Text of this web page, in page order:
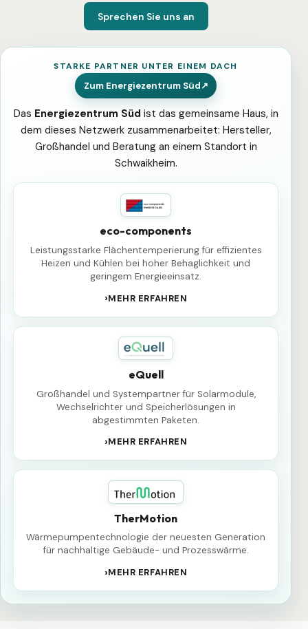
Sprechen Sie uns an
STARKE PARTNER UNTER EINEM DACH
Zum Energiezentrum Süd
Das Energiezentrum Süd ist das gemeinsame Haus, in
dem dieses Netzwerk zusammenarbeitet: Hersteller,
Großhandel und Beratung an einem Standort in
Schwaikheim.
eco-components
Leistungsstarke Flächentemperierung für effizientes
Heizen und Kühlen bei hoher Behaglichkeit und
geringem Energieeinsatz.
MEHR ERFAHREN
eQuell
Großhandel und Systempartner für Solarmodule,
Wechselrichter und Speicherlösungen in
abgestimmten Paketen.
MEHR ERFAHREN
TherMotion
Wärmepumpentechnologie der neuesten Generation
für nachhaltige Gebäude- und Prozesswärme.
MEHR ERFAHREN